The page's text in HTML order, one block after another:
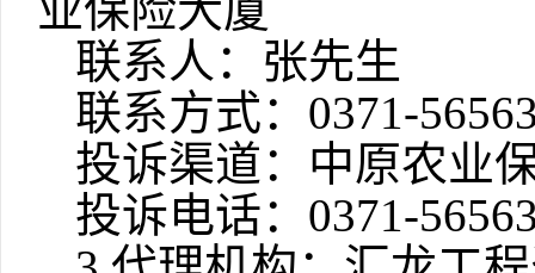
联系人：张先生
联系方式： 0371-
投诉渠道：中原农业
投诉电话： 0371-